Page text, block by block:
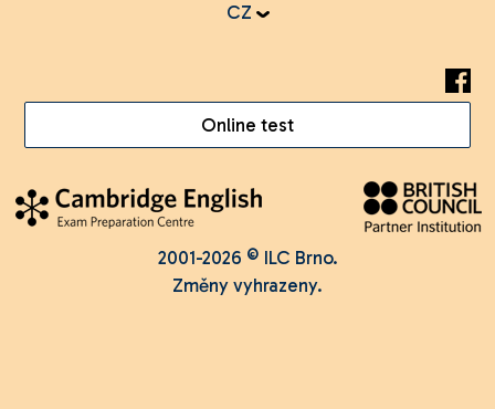
CZ
Online test
2001-2026 © ILC Brno.
Změny vyhrazeny.